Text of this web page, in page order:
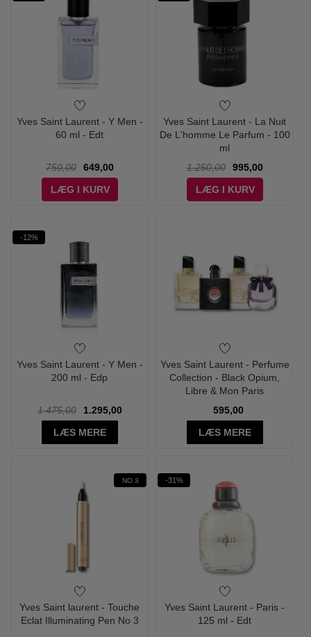
Yves Saint Laurent - Y Men -
60 ml - Edt
750,00
649,00
LÆG I KURV
Yves Saint Laurent - La Nuit
De L'homme Le Parfum - 100
ml
1.250,00
995,00
LÆG I KURV
-12%
Yves Saint Laurent - Y Men -
200 ml - Edp
1.475,00
1.295,00
LÆS MERE
Yves Saint Laurent - Perfume
Collection - Black Opium,
Libre & Mon Paris
595,00
LÆS MERE
NO 3
Yves Saint laurent - Touche
Eclat Illuminating Pen No 3
-31%
Yves Saint Laurent - Paris -
125 ml - Edt